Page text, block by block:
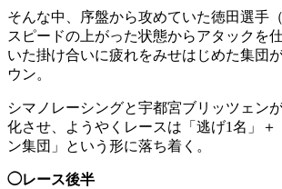
そんな中、序盤から攻めていた徳田選手
スピードの上がった状態からアタックを
いた掛け合いに疲れをみせはじめた集団
ウン。
シマノレーシングと宇都宮ブリッツェン
化させ、ようやくレースは「逃げ1名」＋
ン集団」という形に落ち着く。
◯レース後半